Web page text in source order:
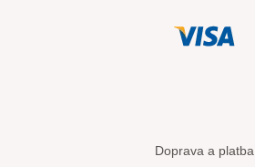
Doprava a platba